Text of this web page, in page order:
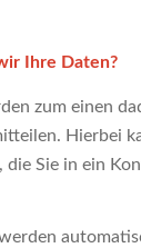
Ihre Daten?
zum einen
Hierbei
die Sie in ein